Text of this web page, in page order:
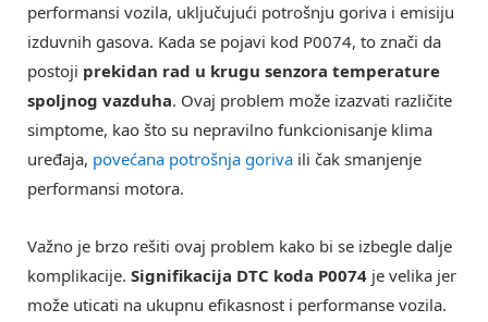
performansi vozila, uključujući potrošnju goriva i emisiju
izduvnih gasova. Kada se pojavi kod P0074, to znači da
postoji prekidan rad u krugu senzora temperature
spoljnog vazduha. Ovaj problem može izazvati različite
simptome, kao što su nepravilno funkcionisanje klima
uređaja, povećana potrošnja goriva ili čak smanjenje
performansi motora.
Važno je brzo rešiti ovaj problem kako bi se izbegle dalje
komplikacije. Signifikacija DTC koda P0074 je velika jer
može uticati na ukupnu efikasnost i performanse vozila.